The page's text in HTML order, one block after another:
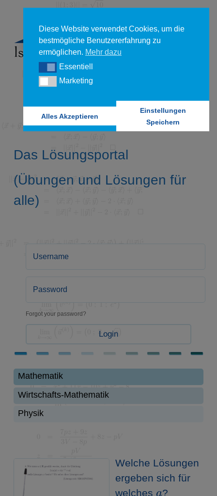
Das Lösungsportal
(Übungen und Lösungen für
alle)
Forgot your password?
Login
Mathematik
Wirtschafts-Mathematik
Physik
Welche Lösungen
ergeben sich für
welches
a
?
Diese Website verwendet Cookies, um die
bestmögliche Benutzererfahrung zu
ermöglichen. Mehr dazu
EssentiellEssentiell
MarketingMarketing
Alles Akzeptieren
Einstellungen
Speichern